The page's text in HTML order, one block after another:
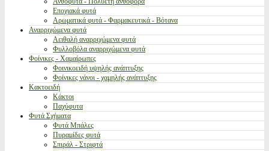
Εποχιακά φυτά
Αρωματικά φυτά - Φαρμακευτικά - Βότανα
Αναρριχώμενα φυτά
Αειθαλή αναρριχώμενα φυτά
Φυλλοβόλα αναρριχώμενα φυτά
Φοίνικες - Χαμαίρωπες
Φοινικοειδή υψηλής ανάπτυξης
Φοίνικες νάνοι - χαμηλής ανάπτυξης
Κακτοειδή
Κάκτοι
Παχύφυτα
Φυτά Σχήματα
Φυτά Μπάλες
Πυραμίδες φυτά
Σπιράλ - Στριφτά